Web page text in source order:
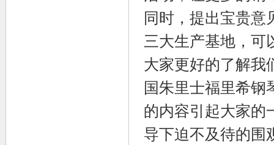
同时，提出宝贵意
三大生产基地，可
大家更好的了解我
国朱里士福里希钢
的内容引起大家的
导下迫不及待的围